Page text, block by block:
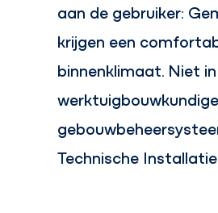
aan de gebruiker:
krijgen een
binnenklimaat. Niet
Technische